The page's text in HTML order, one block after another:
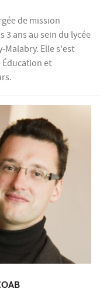
de mission
3 ans au sein du lycée
Malabry. Elle s'est
et